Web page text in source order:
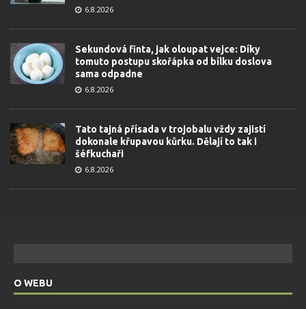
6.8.2026
Sekundová finta, jak oloupat vejce: Díky
tomuto postupu skořápka od bílku doslova
sama odpadne
6.8.2026
Tato tajná přísada v trojobalu vždy zajistí
dokonale křupavou kůrku. Dělají to tak i
šéfkuchaři
6.8.2026
O WEBU